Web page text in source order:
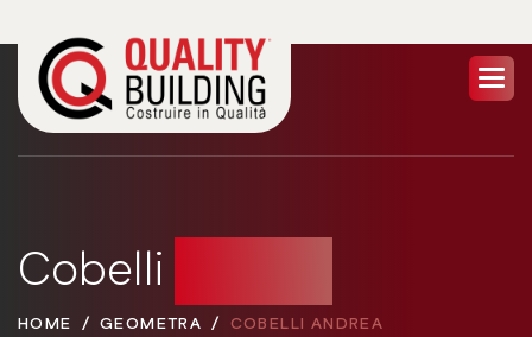
Cobelli
HOME GEOMETRA COBELLI ANDREA